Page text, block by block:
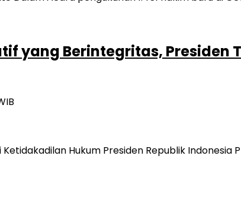
yang Berintegritas,
Ketidakadilan Hukum Presiden Republik